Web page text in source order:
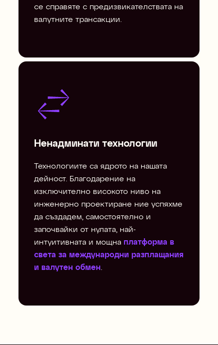
се справяте с предизвикателствата на
валутните трансакции.
Ненадминати технологии
Технологиите са ядрото на нашата
дейност. Благодарение на
изключително високото ниво на
инженерно проектиране ние успяхме
да създадем, самостоятелно и
започвайки от нулата, най-
интуитивната и мощна платформа в
света за международни разплащания
и валутен обмен.